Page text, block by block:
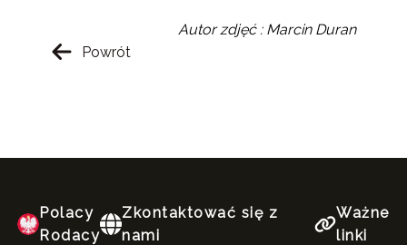
Autor zdjęć : Marcin Duran
Powrót
Polacy
Rodacy
Zkontaktować się z
nami
Ważne
linki